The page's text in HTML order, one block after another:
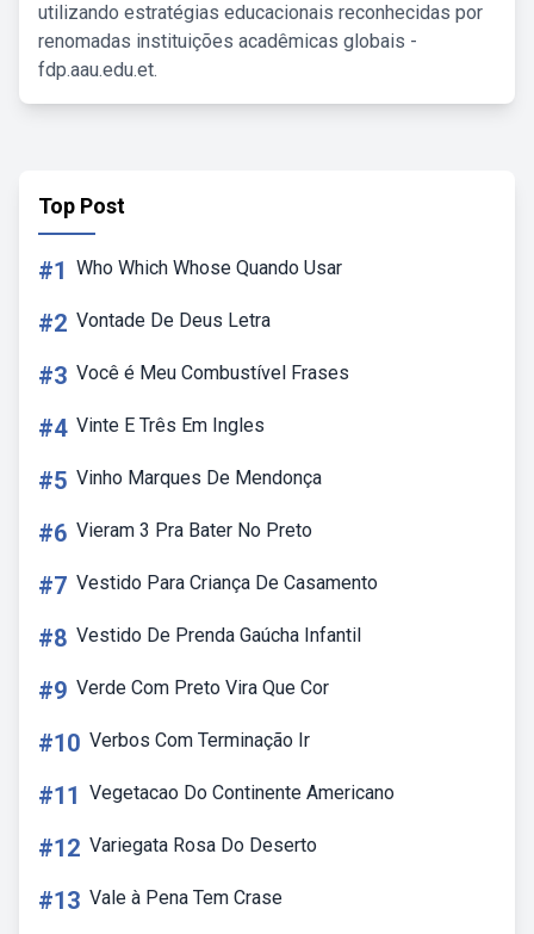
utilizando estratégias educacionais reconhecidas por
renomadas instituições acadêmicas globais -
fdp.aau.edu.et.
Top Post
#1 Who Which Whose Quando Usar
#2 Vontade De Deus Letra
#3 Você é Meu Combustível Frases
#4 Vinte E Três Em Ingles
#5 Vinho Marques De Mendonça
#6 Vieram 3 Pra Bater No Preto
#7 Vestido Para Criança De Casamento
#8 Vestido De Prenda Gaúcha Infantil
#9 Verde Com Preto Vira Que Cor
#10 Verbos Com Terminação Ir
#11 Vegetacao Do Continente Americano
#12 Variegata Rosa Do Deserto
#13 Vale à Pena Tem Crase